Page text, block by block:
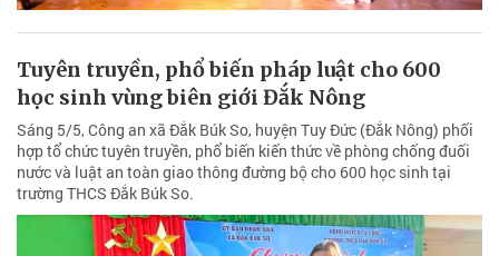
Tuyên truyền, phổ biến pháp luật cho 600
học sinh vùng biên giới Đắk Nông
Sáng 5/5, Công an xã Đắk Búk So, huyện Tuy Đức (Đắk Nông) phối
hợp tổ chức tuyên truyền, phổ biến kiến thức về phòng chống đuối
nước và luật an toàn giao thông đường bộ cho 600 học sinh tại
trường THCS Đắk Búk So.